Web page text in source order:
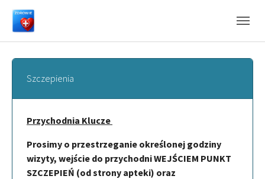
Skip to main navigation
Skip to main content
Skip to page footer
Szczepienia
Przychodnia Klucze
Prosimy o przestrzeganie określonej godziny
wizyty, wejście do przychodni WEJŚCIEM PUNKT
SZCZEPIEŃ (od strony apteki) oraz